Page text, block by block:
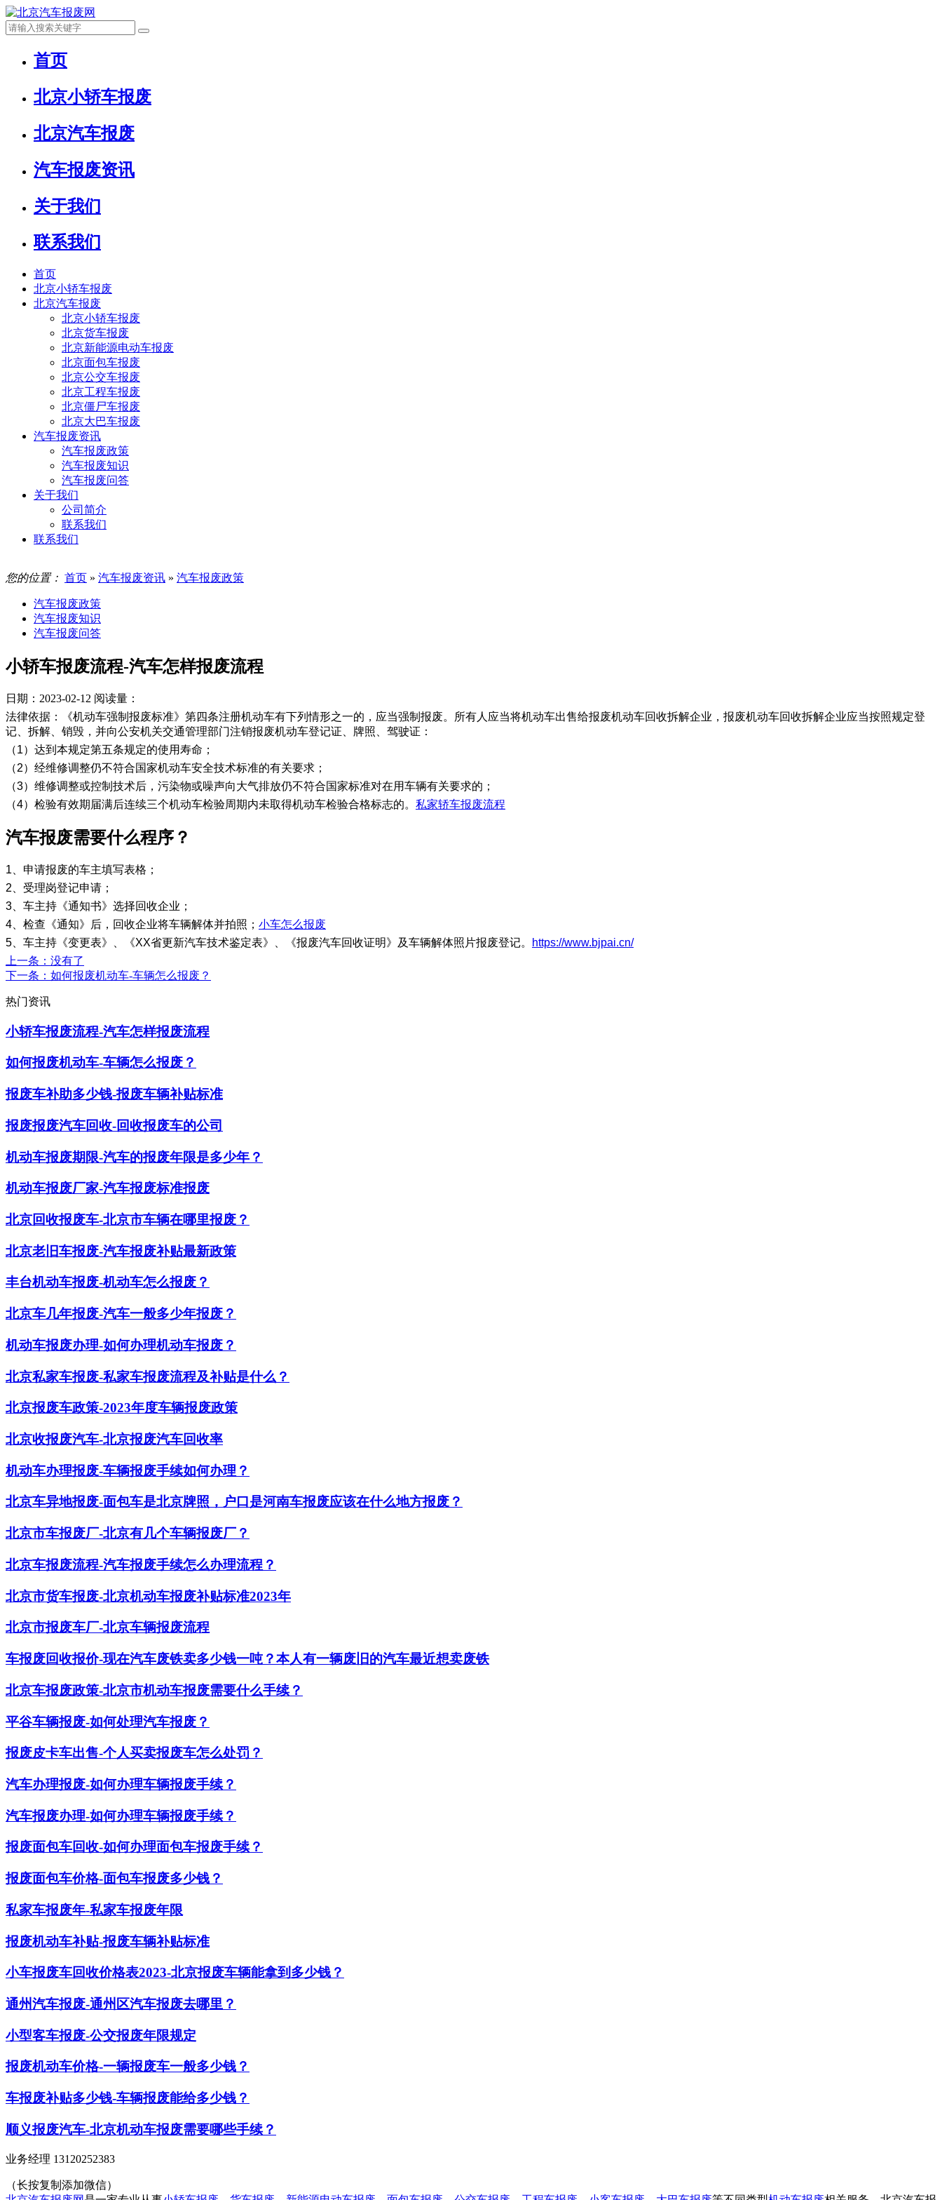
首页
北京小轿车报废
北京汽车报废
汽车报废资讯
关于我们
联系我们
首页
北京小轿车报废
北京汽车报废
北京小轿车报废
北京货车报废
北京新能源电动车报废
北京面包车报废
北京公交车报废
北京工程车报废
北京僵尸车报废
北京大巴车报废
汽车报废资讯
汽车报废政策
汽车报废知识
汽车报废问答
关于我们
公司简介
联系我们
联系我们
您的位置： 首页 » 汽车报废资讯 » 汽车报废政策
汽车报废政策
汽车报废知识
汽车报废问答
小轿车报废流程-汽车怎样报废流程
日期：2023-02-12 阅读量：
法律依据：《机动车强制报废标准》第四条注册机动车有下列情形之一的，应当强制报废。所有人应当将机动车出售给报废机动车回收拆解企业，报废机动车回收拆解企业应当按照规定登
记、拆解、销毁，并向公安机关交通管理部门注销报废机动车登记证、牌照、驾驶证：
（1）达到本规定第五条规定的使用寿命；
（2）经维修调整仍不符合国家机动车安全技术标准的有关要求；
（3）维修调整或控制技术后，污染物或噪声向大气排放仍不符合国家标准对在用车辆有关要求的；
（4）检验有效期届满后连续三个机动车检验周期内未取得机动车检验合格标志的。 私家轿车报废流程
汽车报废需要什么程序？
1、申请报废的车主填写表格；
2、受理岗登记申请；
3、车主持《通知书》选择回收企业；
4、检查《通知》后，回收企业将车辆解体并拍照； 小车怎么报废
5、车主持《变更表》、《XX省更新汽车技术鉴定表》、《报废汽车回收证明》及车辆解体照片报废登记。
https://www.bjpai.cn/
上一条 ：没有了
下一条 ：如何报废机动车-车辆怎么报废？
热门资讯
小轿车报废流程-汽车怎样报废流程
如何报废机动车-车辆怎么报废？
报废车补助多少钱-报废车辆补贴标准
报废报废汽车回收-回收报废车的公司
机动车报废期限-汽车的报废年限是多少年？
机动车报废厂家-汽车报废标准报废
北京回收报废车-北京市车辆在哪里报废？
北京老旧车报废-汽车报废补贴最新政策
丰台机动车报废-机动车怎么报废？
北京车几年报废-汽车一般多少年报废？
机动车报废办理-如何办理机动车报废？
北京私家车报废-私家车报废流程及补贴是什么？
北京报废车政策-2023年度车辆报废政策
北京收报废汽车-北京报废汽车回收率
机动车办理报废-车辆报废手续如何办理？
北京车异地报废-面包车是北京牌照，户口是河南车报废应该在什么地方报废？
北京市车报废厂-北京有几个车辆报废厂？
北京车报废流程-汽车报废手续怎么办理流程？
北京市货车报废-北京机动车报废补贴标准2023年
北京市报废车厂-北京车辆报废流程
车报废回收报价-现在汽车废铁卖多少钱一吨？本人有一辆废旧的汽车最近想卖废铁
北京车报废政策-北京市机动车报废需要什么手续？
平谷车辆报废-如何处理汽车报废？
报废皮卡车出售-个人买卖报废车怎么处罚？
汽车办理报废-如何办理车辆报废手续？
汽车报废办理-如何办理车辆报废手续？
报废面包车回收-如何办理面包车报废手续？
报废面包车价格-面包车报废多少钱？
私家车报废年-私家车报废年限
报废机动车补贴-报废车辆补贴标准
小车报废车回收价格表2023-北京报废车辆能拿到多少钱？
通州汽车报废-通州区汽车报废去哪里？
小型客车报废-公交报废年限规定
报废机动车价格-一辆报废车一般多少钱？
车报废补贴多少钱-车辆报废能给多少钱？
顺义报废汽车-北京机动车报废需要哪些手续？
业务经理 13120252383
（长按复制添加微信）